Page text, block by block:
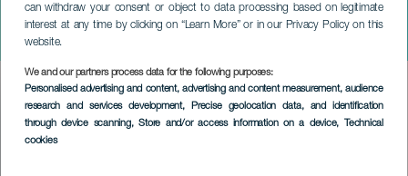
can withdraw your consent or object to data processing based on legitimate
interest at any time by clicking on “Learn More” or in our Privacy Policy on this
website.
We and our partners process data for the following purposes:
Personalised advertising and content, advertising and content measurement, audience
research and services development, Precise geolocation data, and identification
through device scanning, Store and/or access information on a device, Technical
cookies
Ñengo Flow
GRAN CANARIA
Imagen
Listado